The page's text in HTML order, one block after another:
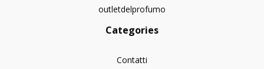
outletdelprofumo
Categories
Contatti